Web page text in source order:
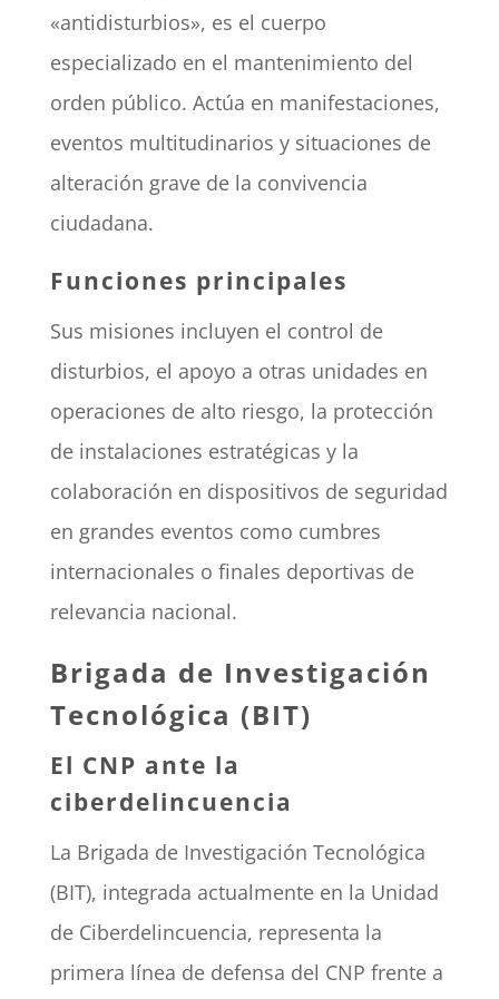
«antidisturbios», es el cuerpo
especializado en el mantenimiento del
orden público. Actúa en manifestaciones,
eventos multitudinarios y situaciones de
alteración grave de la convivencia
ciudadana.
Funciones principales
Sus misiones incluyen el control de
disturbios, el apoyo a otras unidades en
operaciones de alto riesgo, la protección
de instalaciones estratégicas y la
colaboración en dispositivos de seguridad
en grandes eventos como cumbres
internacionales o finales deportivas de
relevancia nacional.
Brigada de Investigación
Tecnológica (BIT)
El CNP ante la
ciberdelincuencia
La Brigada de Investigación Tecnológica
(BIT), integrada actualmente en la Unidad
de Ciberdelincuencia, representa la
primera línea de defensa del CNP frente a